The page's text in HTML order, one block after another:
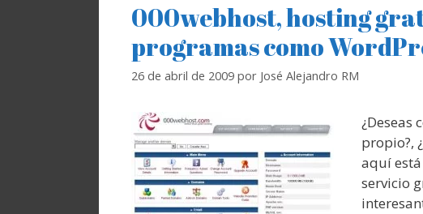
000webhost, hosting
programas como
26 de abril de 2009 por José Alejandro RM
¿Deseas
propio?,
aquí
servicio